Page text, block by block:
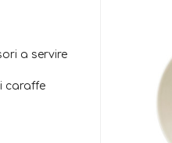
a servire
caraffe